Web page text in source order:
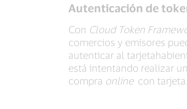
Autenticación de
Con Cloud Token
comercios y emisores
autenticar al
está intentando realizar
compra onlinecon tarjeta.